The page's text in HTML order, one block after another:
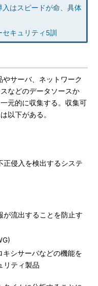
はスピードが命、具体
キュリティ5訓
サーバ、ネットワーク
などのデータソースか
元的に収集する。収集可
以下がある。
正侵入を検出するシステ
が流出することを防止す
キシサーバなどの機能を
リティ製品